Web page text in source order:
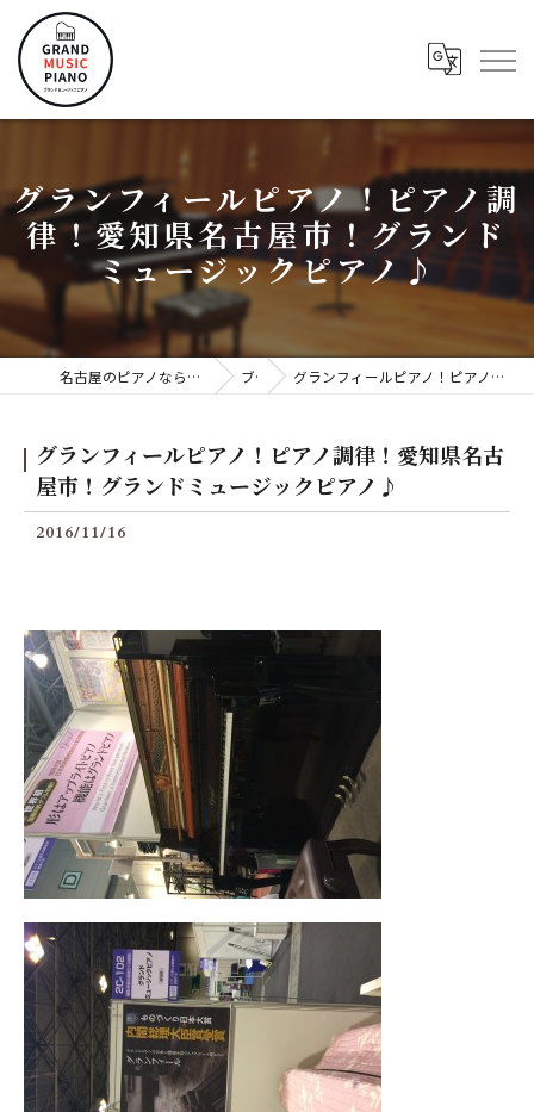
グランフィールピアノ！ピアノ調
律！愛知県名古屋市！グランド
ミュージックピアノ♪
名古屋のピアノならグランドミュージックピアノ株式会社 ブログ グランフィールピアノ！ピアノ調律！愛知県名古屋市！グランドミュージックピアノ♪
グランフィールピアノ！ピアノ調律！愛知県名古
屋市！グランドミュージックピアノ♪
2016/11/16